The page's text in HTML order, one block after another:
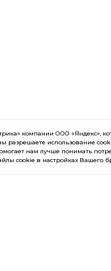
компании ООО «Яндекс»,
разрешаете использование
нам лучше понимать
cookie в настройках Вашего